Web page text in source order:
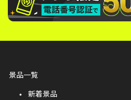
景品一覧
新着景品